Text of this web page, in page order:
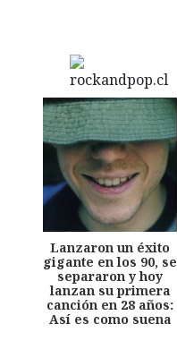
Lanzaron un éxito
gigante en los 90, se
separaron y hoy
lanzan su primera
canción en 28 años:
Así es como suena